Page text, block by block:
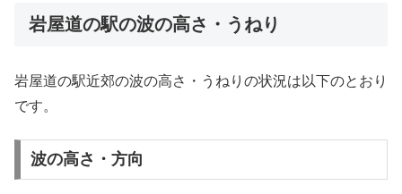
岩屋道の駅の波の高さ・うねり
岩屋道の駅近郊の波の高さ・うねりの状況は以下のとおり
です。
波の高さ・方向